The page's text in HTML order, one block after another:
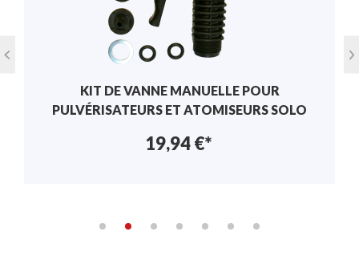
LANCE DE PULVÉRISATION D'ARBRE EN
CARBONE 120 CM POUR PULVÉRISATEURS